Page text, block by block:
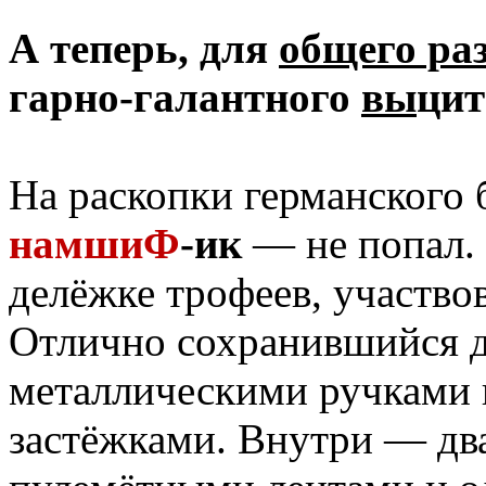
А теперь, для общего
гарно-галантного вы
На раскопки
намшиФ-ик— не попал.
делёжке трофеев,
Отлично сохранившийся
металлическими
застёжками. Внутри —